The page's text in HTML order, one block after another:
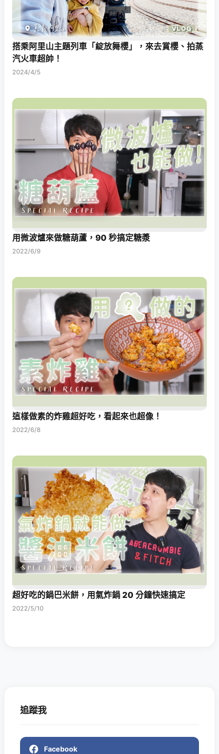
搭乘阿里山主題列車「綻放舞櫻」，來去賞櫻、拍蒸
汽火車超帥！
2024/4/5
用微波爐來做糖葫蘆，90 秒搞定糖漿
2022/6/9
這樣做素的炸雞超好吃，看起來也超像！
2022/6/8
超好吃的鍋巴米餅，用氣炸鍋 20 分鐘快速搞定
2022/5/10
追蹤我
Facebook